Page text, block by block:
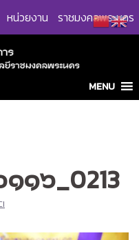
หน่วยงาน ราชมงคลพระนคร
MENU
๑๖_0213